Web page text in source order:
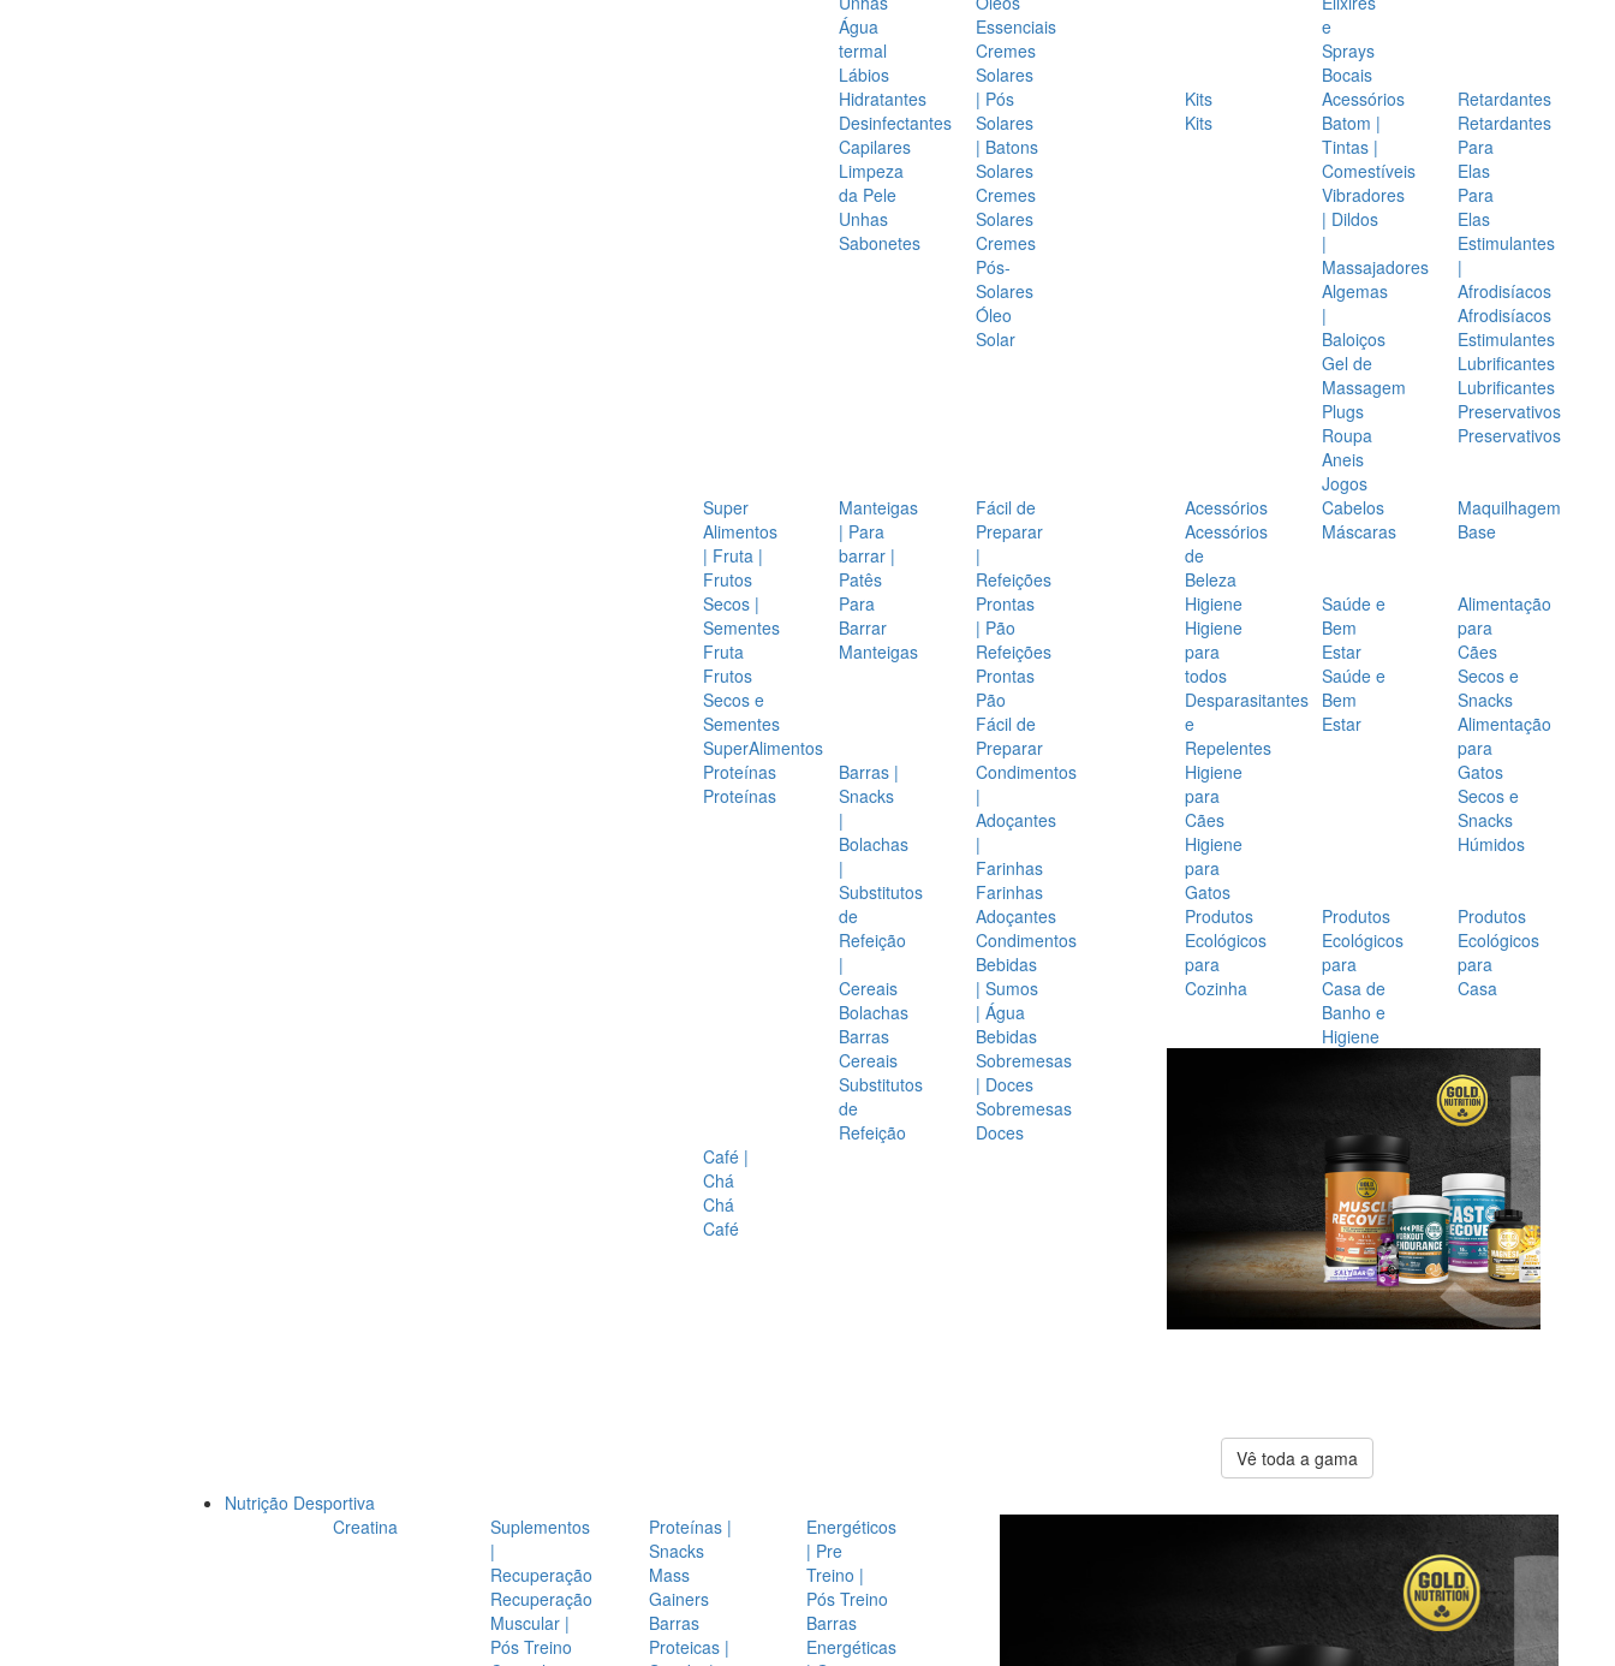
Água
termal
Lábios
Hidratantes
Desinfectantes
Capilares
Limpeza
da Pele
Unhas
Sabonetes
Essenciais
Cremes
Solares
| Pós
Solares
| Batons
Solares
Cremes
Solares
Cremes
Pós-
Solares
Óleo
Solar
e
Sprays
Bocais
Kits
Kits
Acessórios
Batom |
Tintas |
Comestíveis
Vibradores
| Dildos
|
Massajadores
Algemas
|
Baloiços
Gel de
Massagem
Plugs
Roupa
Aneis
Jogos
Retardantes
Retardantes
Para
Elas
Para
Elas
Estimulantes
|
Afrodisíacos
Afrodisíacos
Estimulantes
Lubrificantes
Lubrificantes
Preservativos
Preservativos
Super
Alimentos
| Fruta |
Frutos
Secos |
Sementes
Fruta
Frutos
Secos e
Sementes
SuperAlimentos
Manteigas
| Para
barrar |
Patês
Para
Barrar
Manteigas
Fácil de
Preparar
|
Refeições
Prontas
| Pão
Refeições
Prontas
Pão
Fácil de
Preparar
Proteínas
Proteínas
Barras |
Snacks
|
Bolachas
|
Substitutos
de
Refeição
|
Cereais
Bolachas
Barras
Cereais
Substitutos
de
Refeição
Condimentos
|
Adoçantes
|
Farinhas
Farinhas
Adoçantes
Condimentos
Bebidas
| Sumos
| Água
Bebidas
Sobremesas
| Doces
Sobremesas
Doces
Café |
Chá
Chá
Café
Acessórios
Acessórios
de
Beleza
Cabelos
Máscaras
Maquilhagem
Base
Higiene
Higiene
para
todos
Desparasitantes
e
Repelentes
Higiene
para
Cães
Higiene
para
Gatos
Saúde e
Bem
Estar
Saúde e
Bem
Estar
Alimentação
para
Cães
Secos e
Snacks
Alimentação
para
Gatos
Secos e
Snacks
Húmidos
Produtos
Ecológicos
para
Cozinha
Produtos
Ecológicos
para
Casa de
Banho e
Higiene
Produtos
Ecológicos
para
Casa
Vê toda a gama
Nutrição Desportiva
Creatina
Suplementos
|
Recuperação
Recuperação
Muscular |
Pós Treino
Proteínas |
Snacks
Mass
Gainers
Barras
Proteicas |
Energéticos
| Pre
Treino |
Pós Treino
Barras
Energéticas